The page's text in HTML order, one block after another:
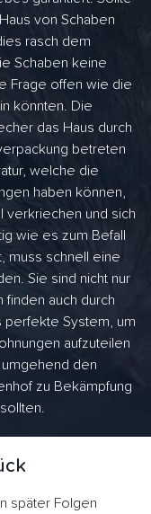
von Schaben
rasch dem
Schaben keine
Frage offen wie die
könnten. Die
das Haus durch
betreten
welche die
haben können,
verkriechen und sich
wie es zum Befall
muss schnell eine
Sie sind nicht nur
finden auch durch
perfekte System, um
aufzuteilen
den
zu Bekämpfung
später Folgen